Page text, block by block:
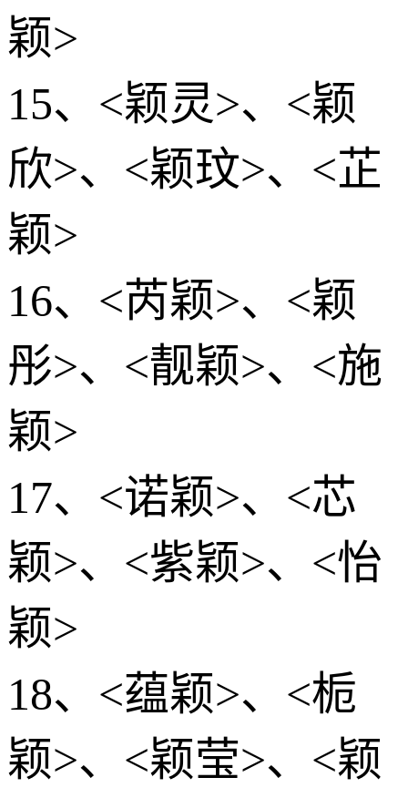
颖>
15、<颖灵>、<颖
欣>、<颖玟>、<芷
颖>
16、<芮颖>、<颖
彤>、<靓颖>、<施
颖>
17、<诺颖>、<芯
颖>、<紫颖>、<怡
颖>
18、<蕴颖>、<栀
颖>、<颖莹>、<颖